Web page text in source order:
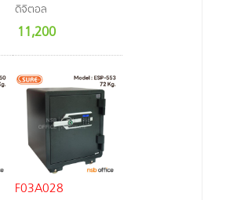
ดิจิตอล
11,200
F03A028